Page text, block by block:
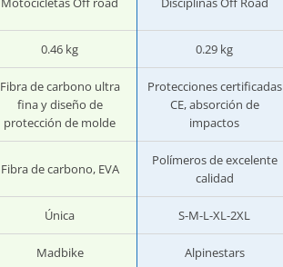
0.46 kg 0.29 kg
Fibra de carbono ultra
fina y diseño de
protección de molde
Protecciones certificadas
CE, absorción de
impactos
Fibra de carbono, EVA
Polímeros de excelente
calidad
Única S-M-L-XL-2XL
Madbike Alpinestars